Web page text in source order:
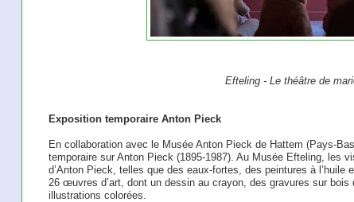
Efteling - Le théâtre de
Exposition temporaire Anton Pieck
En collaboration avec le Musée Anton Pieck de Hattem (Pays-
temporaire sur Anton Pieck (1895-1987). Au Musée Efteling, les
d’Anton Pieck, telles que des eaux-fortes, des peintures à l’huile
26 œuvres d’art, dont un dessin au crayon, des gravures sur
illustrations colorées.